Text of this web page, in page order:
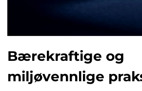
Bærekraftige og
miljøvennlige